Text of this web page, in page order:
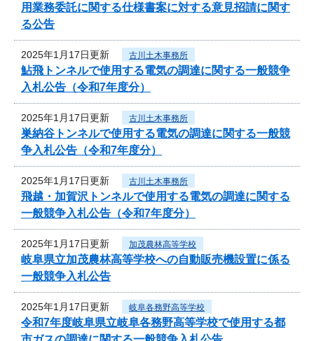
用業務委託に関する仕様書案に対する意見招請に関す
る公告
2025年1月17日更新 古川土木事務所
鮎飛トンネルで使用する電気の調達に関する一般競争
入札公告（令和7年度分）
2025年1月17日更新 古川土木事務所
巣納谷トンネルで使用する電気の調達に関する一般競
争入札公告（令和7年度分）
2025年1月17日更新 古川土木事務所
飛越・加賀沢トンネルで使用する電気の調達に関する
一般競争入札公告（令和7年度分）
2025年1月17日更新 加茂農林高等学校
岐阜県立加茂農林高等学校への自動販売機設置に係る
一般競争入札公告
2025年1月17日更新 岐阜各務野高等学校
令和7年度岐阜県立岐阜各務野高等学校で使用する都